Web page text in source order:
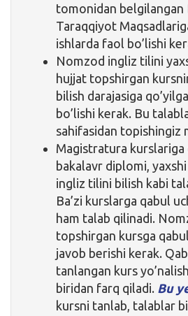
tomonidan belgilangan
Taraqqiyot
ishlarda faol bo’lishi
Nomzod ingliz tilini
hujjat topshirgan
bilish darajasiga
bo’lishi kerak. Bu
sahifasidan topishingiz
Magistratura kurslariga
bakalavr diplomi,
ingliz tilini bilish kabi
Ba’zi kurslarga qabul
ham talab qilinadi.
topshirgan kursga
javob berishi kerak.
tanlangan kurs
biridan farq qiladi. Bu
kursni tanlab, talablar